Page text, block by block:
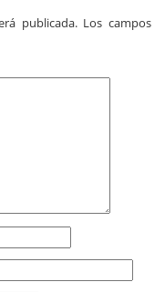
publicada. Los campos